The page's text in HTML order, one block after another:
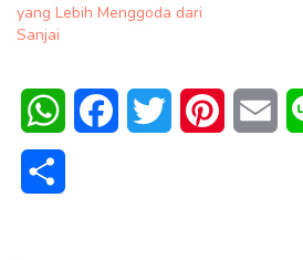
yang Lebih Menggoda dari
Sanjai
WhatsAppFacebookTwitter Pinterest